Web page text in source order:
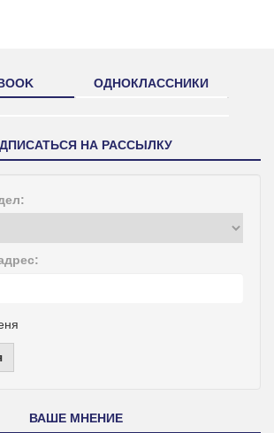
ОДНОКЛАССНИКИ
НА РАССЫЛКУ
ВАШЕ МНЕНИЕ